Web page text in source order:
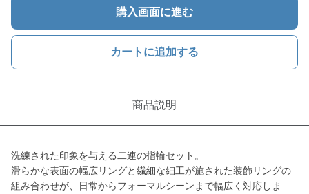
購入画面に進む
カートに追加する
商品説明
洗練された印象を与える二連の指輪セット。
滑らかな表面の幅広リングと繊細な細工が施された装飾リングの
組み合わせが、日常からフォーマルシーンまで幅広く対応しま